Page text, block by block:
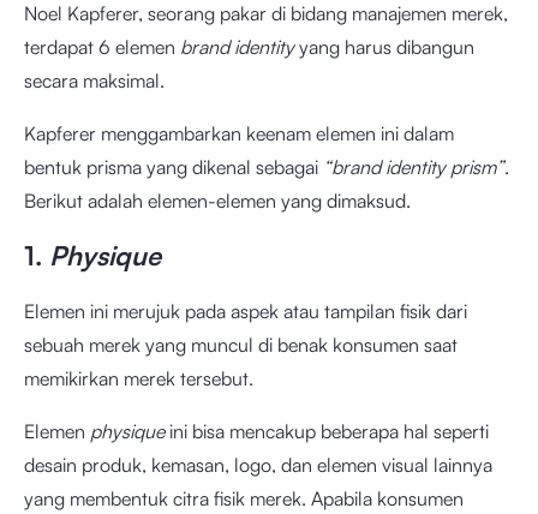
Noel Kapferer, seorang pakar di bidang manajemen merek,
terdapat 6 elemen brand identityyang harus dibangun
secara maksimal.
Kapferer menggambarkan keenam elemen ini dalam
bentuk prisma yang dikenal sebagai “brand identity prism”.
Berikut adalah elemen-elemen yang dimaksud.
1. Physique
Elemen ini merujuk pada aspek atau tampilan fisik dari
sebuah merek yang muncul di benak konsumen saat
memikirkan merek tersebut.
Elemen physique ini bisa mencakup beberapa hal seperti
desain produk, kemasan, logo, dan elemen visual lainnya
yang membentuk citra fisik merek. Apabila konsumen